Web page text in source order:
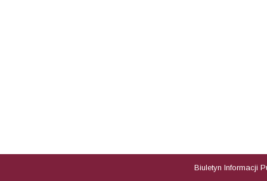
Biuletyn Informacji